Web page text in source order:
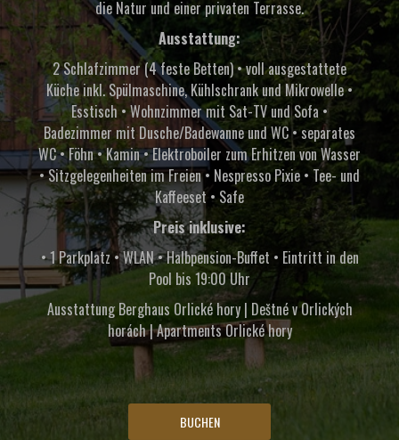
die Natur und einer privaten Terrasse.
Ausstattung:
2 Schlafzimmer (4 feste Betten) • voll ausgestattete
Küche inkl. Spülmaschine, Kühlschrank und Mikrowelle •
Esstisch • Wohnzimmer mit Sat-TV und Sofa •
Badezimmer mit Dusche/Badewanne und WC • separates
WC • Föhn • Kamin • Elektroboiler zum Erhitzen von Wasser
• Sitzgelegenheiten im Freien • Nespresso Pixie • Tee- und
Kaffeeset • Safe
Preis inklusive:
• 1 Parkplatz • WLAN • Halbpension-Buffet • Eintritt in den
Pool bis 19:00 Uhr
Ausstattung Berghaus Orlické hory | Deštné v Orlických
horách | Apartments Orlické hory
BUCHEN